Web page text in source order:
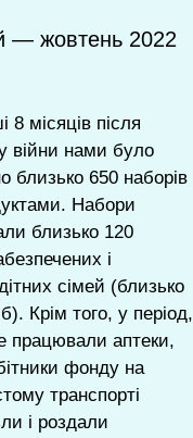
— жовтень 2022
8 місяців після
війни нами було
близько 650 наборів
Набори
близько 120
і
сімей (близько
Крім того, у період,
працювали аптеки,
фонду на
транспорті
і роздали